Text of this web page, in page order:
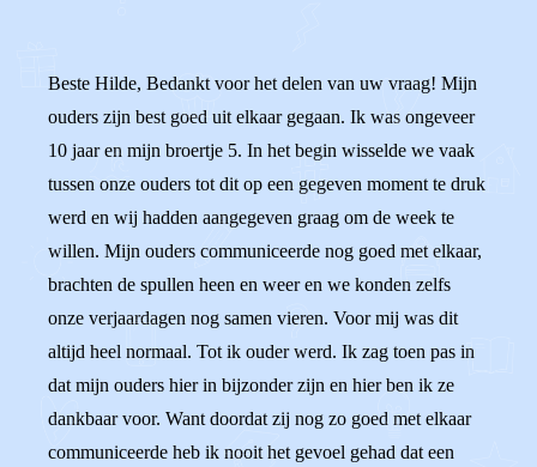
Beste Hilde, Bedankt voor het delen van uw vraag! Mijn
ouders zijn best goed uit elkaar gegaan. Ik was ongeveer
10 jaar en mijn broertje 5. In het begin wisselde we vaak
tussen onze ouders tot dit op een gegeven moment te druk
werd en wij hadden aangegeven graag om de week te
willen. Mijn ouders communiceerde nog goed met elkaar,
brachten de spullen heen en weer en we konden zelfs
onze verjaardagen nog samen vieren. Voor mij was dit
altijd heel normaal. Tot ik ouder werd. Ik zag toen pas in
dat mijn ouders hier in bijzonder zijn en hier ben ik ze
dankbaar voor. Want doordat zij nog zo goed met elkaar
communiceerde heb ik nooit het gevoel gehad dat een